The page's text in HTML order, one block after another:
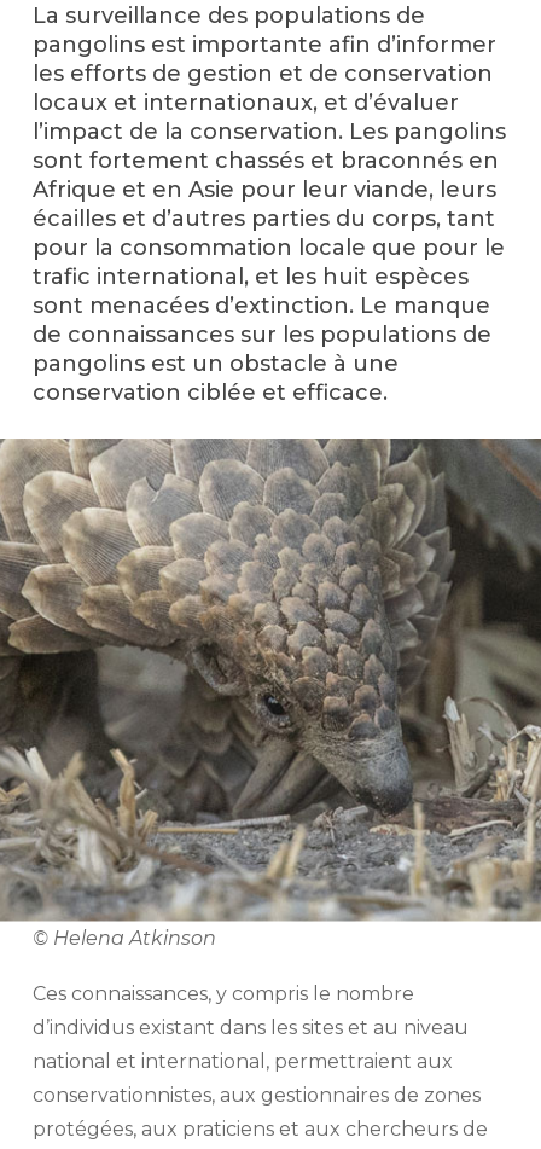
La surveillance des populations de
pangolins est importante afin d’informer
les efforts de gestion et de conservation
locaux et internationaux, et d’évaluer
l’impact de la conservation. Les pangolins
sont fortement chassés et braconnés en
Afrique et en Asie pour leur viande, leurs
écailles et d’autres parties du corps, tant
pour la consommation locale que pour le
trafic international, et les huit espèces
sont menacées d’extinction. Le manque
de connaissances sur les populations de
pangolins est un obstacle à une
conservation ciblée et efficace.
© Helena Atkinson
Ces connaissances, y compris le nombre
d’individus existant dans les sites et au niveau
national et international, permettraient aux
conservationnistes, aux gestionnaires de zones
protégées, aux praticiens et aux chercheurs de